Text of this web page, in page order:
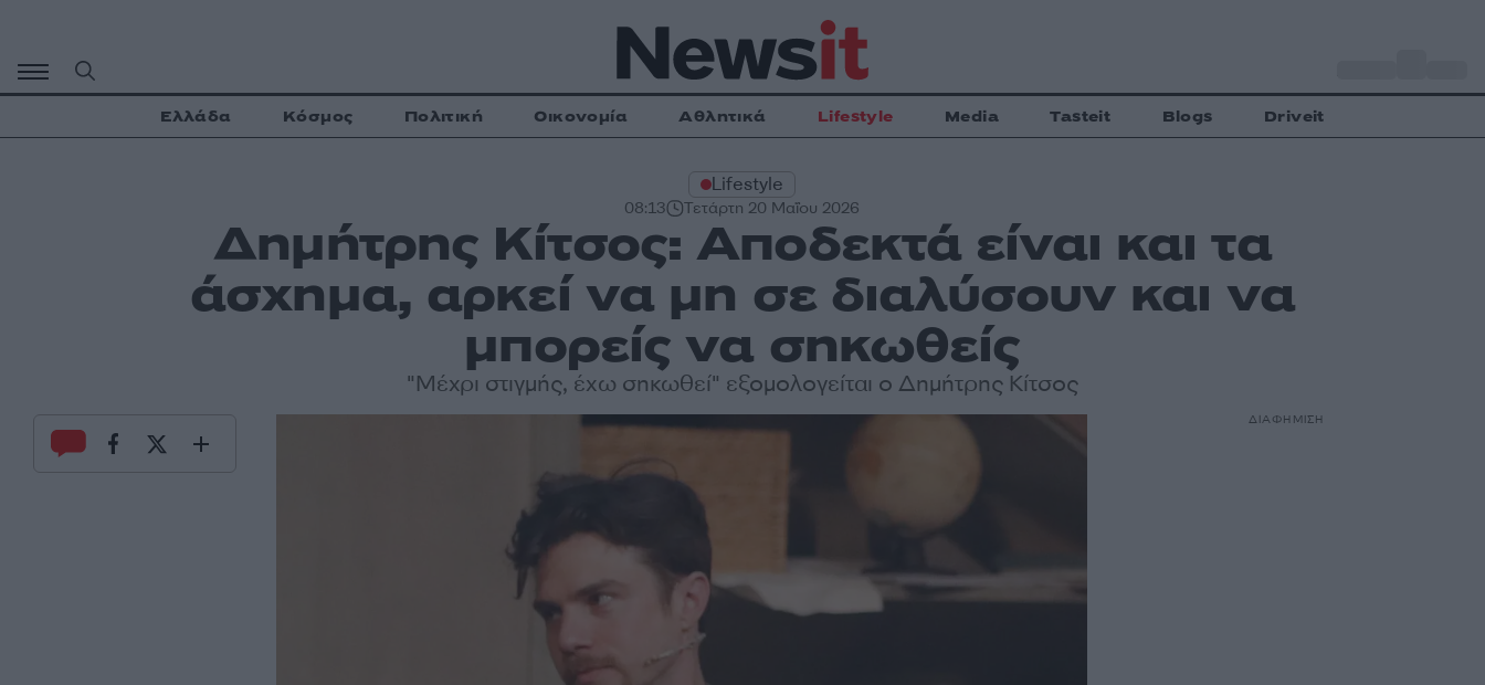
περιεχόμενο
Ελλάδα Κόσμος Πολιτική Οικονομία Αθλητικά Lifestyle Media Tasteit Blogs Driveit
Lifestyle
08:13 Τετάρτη 20 Μαΐου 2026
Δημήτρης Κίτσος: Αποδεκτά είναι και τα
άσχημα, αρκεί να μη σε διαλύσουν και να
μπορείς να σηκωθείς
"Μέχρι στιγμής, έχω σηκωθεί" εξομολογείται ο Δημήτρης Κίτσος
ΔΙΑΦΗΜΙΣΗ